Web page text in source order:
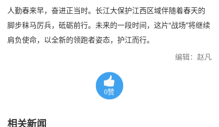
人勤春来早，奋进正当时。长江大保护江西区域伴随着春天的
脚步秣马厉兵，砥砺前行。未来的一段时间，这片“战场”将继续
肩负使命，以全新的领跑者姿态，护江而行。
编辑：赵凡
0赞
相关新闻